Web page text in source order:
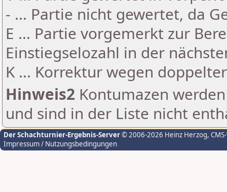
- ... Partie nicht gewertet, da
E ... Partie vorgemerkt zur
Einstiegselozahl in der
K ... Korrektur wegen
Hinweis2 Kontumazen
und sind in der Liste nicht
Der Schachturnier-Ergebnis-Server© 2006-2026 Heinz Herzog,
Impressum / Nutzungsbedingungen